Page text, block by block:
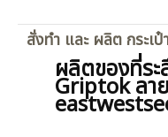
สั่งทำ และ ผลิต กระเ
ผลิตของที่ร
Griptok ลา